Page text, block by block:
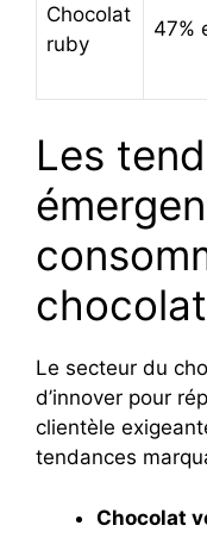
Chocolat
ruby
47%
Les
chocolat
Le secteur du
d’innover pour
clientèle
tendances
Chocolat